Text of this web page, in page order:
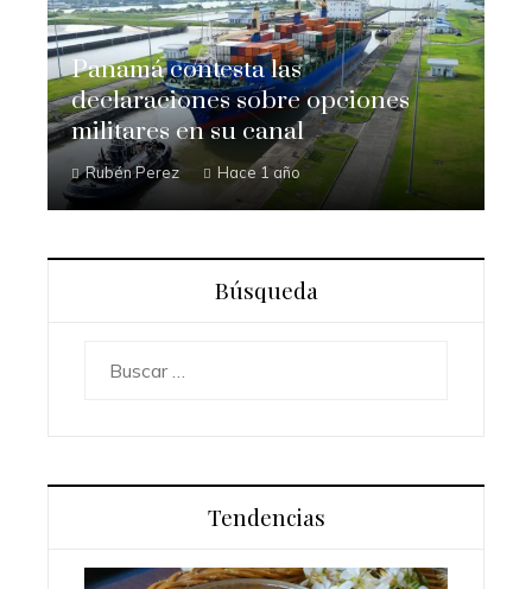
Panamá contesta las
declaraciones sobre opciones
militares en su canal
Rubén Perez Hace 1 año
Búsqueda
Tendencias